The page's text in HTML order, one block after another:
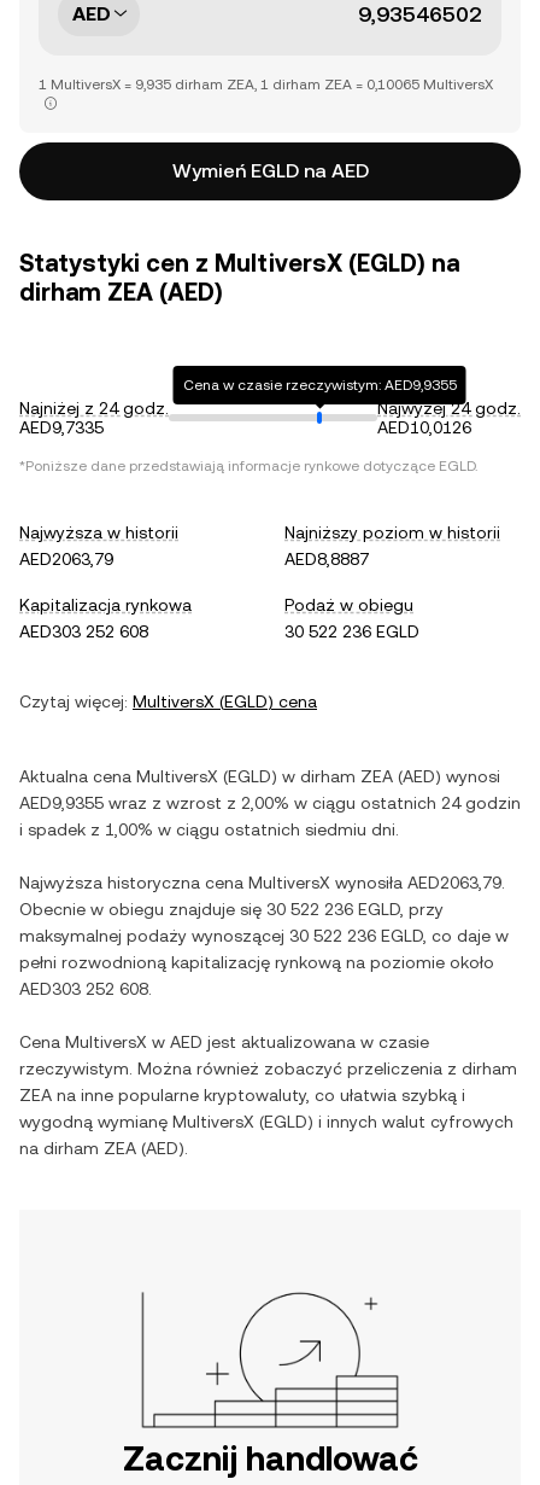
AED
1 MultiversX = 9,935 dirham ZEA, 1 dirham ZEA = 0,10065 MultiversX
Wymień EGLD na AED
Statystyki cen z MultiversX (EGLD) na
dirham ZEA (AED)
Najniżej z 24 godz.
AED9,7335
Cena w czasie rzeczywistym: AED9,9355
Najwyżej 24 godz.
AED10,0126
*Poniższe dane przedstawiają informacje rynkowe dotyczące EGLD.
Najwyższa w historii
AED2063,79
Najniższy poziom w historii
AED8,8887
Kapitalizacja rynkowa
AED303 252 608
Podaż w obiegu
30 522 236 EGLD
Czytaj więcej: MultiversX (EGLD) cena
Aktualna cena MultiversX (EGLD) w dirham ZEA (AED) wynosi
AED9,9355 wraz z wzrost z 2,00% w ciągu ostatnich 24 godzin
i spadek z 1,00% w ciągu ostatnich siedmiu dni.
Najwyższa historyczna cena MultiversX wynosiła AED2063,79
Obecnie w obiegu znajduje się 30 522 236 EGLD , przy
maksymalnej podaży wynoszącej 30 522 236 EGLD , co daje w
pełni rozwodnioną kapitalizację rynkową na poziomie około
AED303 252 608
Cena MultiversX w AED jest aktualizowana w czasie
rzeczywistym. Można również zobaczyć przeliczenia z dirham
ZEA na inne popularne kryptowaluty, co ułatwia szybką i
wygodną wymianę MultiversX (EGLD) i innych walut cyfrowych
na dirham ZEA (AED).
Zacznij handlować